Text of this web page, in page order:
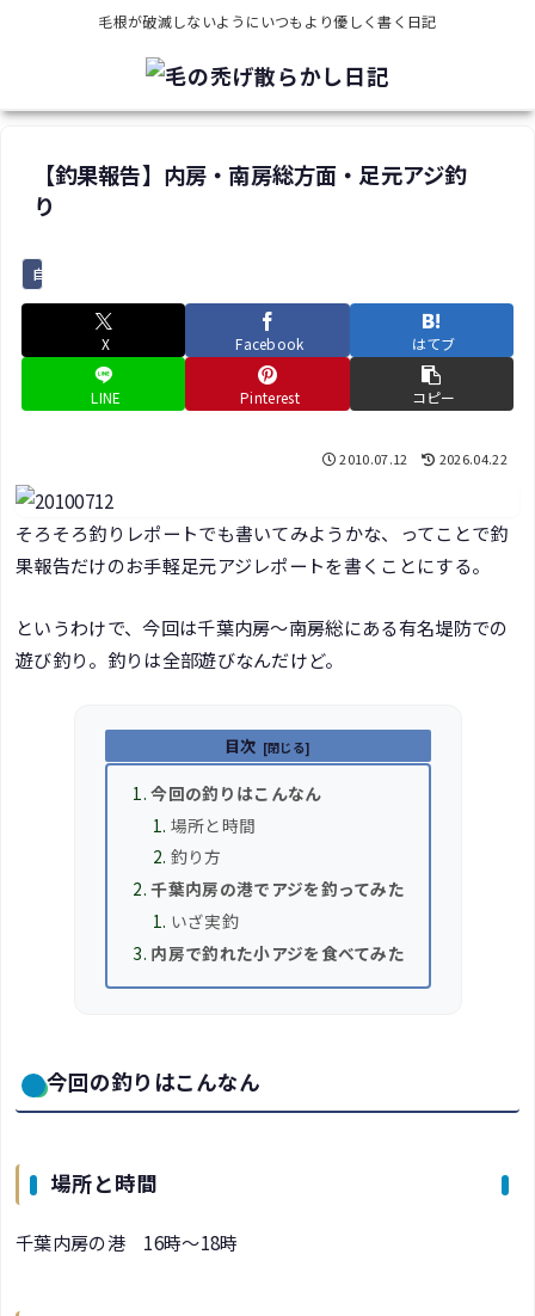
毛根が破滅しないようにいつもより優しく書く日記
【釣果報告】内房・南房総方面・足元アジ釣
り
自然遊び
X Facebook はてブ
LINE Pinterest コピー
2010.07.12 2026.04.22
そろそろ釣りレポートでも書いてみようかな、ってことで釣
果報告だけのお手軽足元アジレポートを書くことにする。
というわけで、今回は千葉内房～南房総にある有名堤防での
遊び釣り。釣りは全部遊びなんだけど。
目次
今回の釣りはこんなん
場所と時間
釣り方
千葉内房の港でアジを釣ってみた
いざ実釣
内房で釣れた小アジを食べてみた
今回の釣りはこんなん
場所と時間
千葉内房の港 16時～18時